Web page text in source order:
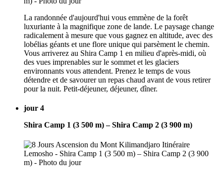
La randonnée d'aujourd'hui vous emmène de la forêt
luxuriante à la magnifique zone de lande. Le paysage change
radicalement à mesure que vous gagnez en altitude, avec des
lobélias géants et une flore unique qui parsèment le chemin.
Vous arriverez au Shira Camp 1 en milieu d'après-midi, où
des vues imprenables sur le sommet et les glaciers
environnants vous attendent. Prenez le temps de vous
détendre et de savourer un repas chaud avant de vous retirer
pour la nuit. Petit-déjeuner, déjeuner, dîner.
jour 4
Shira Camp 1 (3 500 m) – Shira Camp 2 (3 900 m)